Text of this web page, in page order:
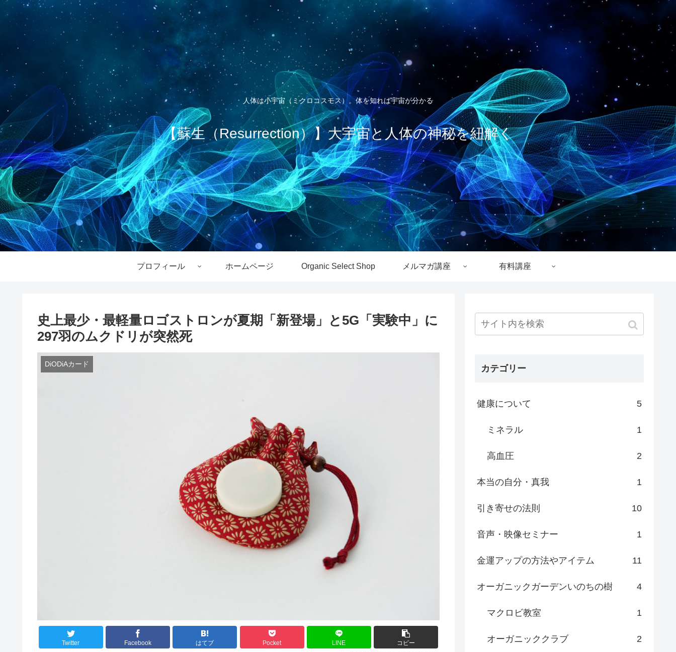
人体は小宇宙（ミクロコスモス）。体を知れば宇宙が分かる
【蘇生（Resurrection）】大宇宙と人体の神秘を紐解く
プロフィール ホームページ Organic Select Shop メルマガ講座 有料講座
史上最少・最軽量ロゴストロンが夏期「新登場」と5G「実験中」に
297羽のムクドリが突然死
DiODiAカード
Twitter Facebook はてブ Pocket LINE
コピー
カテゴリー
健康について 5
ミネラル 1
高血圧 2
本当の自分・真我 1
引き寄せの法則 10
音声・映像セミナー 1
金運アップの方法やアイテム 11
オーガニックガーデンいのちの樹 4
マクロビ教室 1
オーガニッククラブ 2